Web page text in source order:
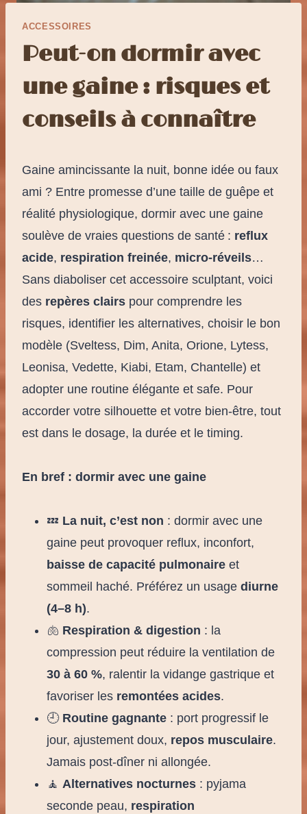
ACCESSOIRES
Peut-on dormir avec
une gaine : risques et
conseils à connaître
Gaine amincissante la nuit, bonne idée ou faux
ami ? Entre promesse d’une taille de guêpe et
réalité physiologique, dormir avec une gaine
soulève de vraies questions de santé : reflux
acide, respiration freinée, micro-réveils…
Sans diaboliser cet accessoire sculptant, voici
des repères clairs pour comprendre les
risques, identifier les alternatives, choisir le bon
modèle (Sveltess, Dim, Anita, Orione, Lytess,
Leonisa, Vedette, Kiabi, Etam, Chantelle) et
adopter une routine élégante et safe. Pour
accorder votre silhouette et votre bien-être, tout
est dans le dosage, la durée et le timing.
En bref : dormir avec une gaine
💤 La nuit, c’est non : dormir avec une
gaine peut provoquer reflux, inconfort,
baisse de capacité pulmonaire et
sommeil haché. Préférez un usage diurne
(4–8 h).
🫁 Respiration & digestion : la
compression peut réduire la ventilation de
30 à 60 %, ralentir la vidange gastrique et
favoriser les remontées acides.
🕘 Routine gagnante : port progressif le
jour, ajustement doux, repos musculaire.
Jamais post-dîner ni allongée.
🧘 Alternatives nocturnes : pyjama
seconde peau, respiration